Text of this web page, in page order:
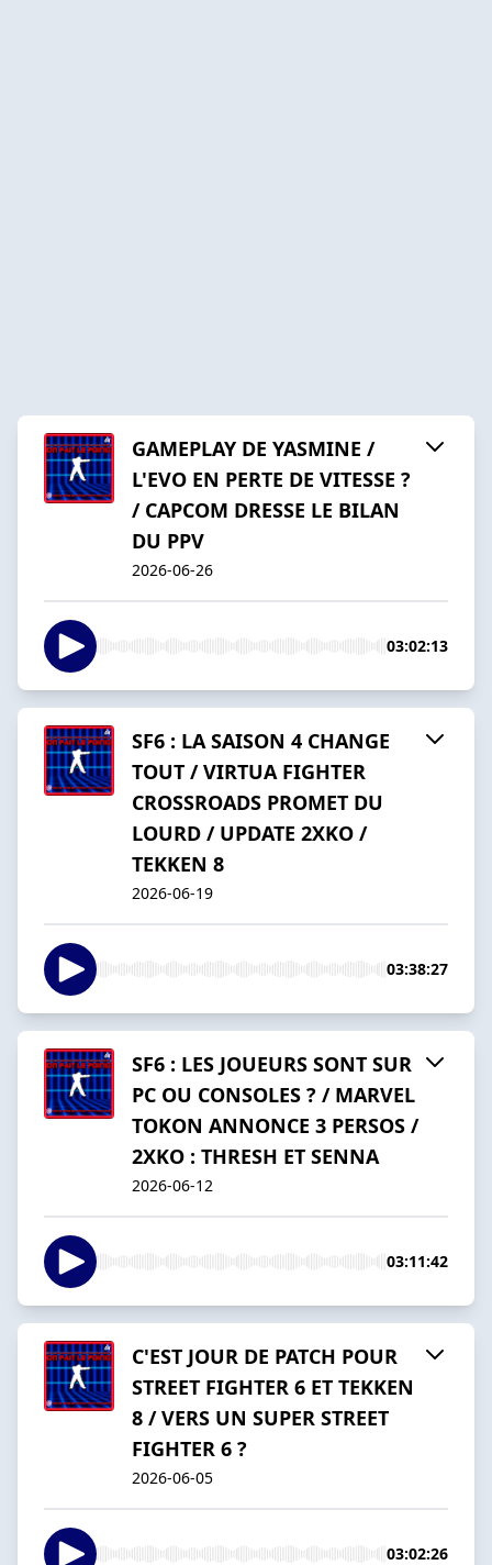
GAMEPLAY DE YASMINE /
L'EVO EN PERTE DE VITESSE ?
/ CAPCOM DRESSE LE BILAN
DU PPV
2026-06-26
03:02:13
SF6 : LA SAISON 4 CHANGE
TOUT / VIRTUA FIGHTER
CROSSROADS PROMET DU
LOURD / UPDATE 2XKO /
TEKKEN 8
2026-06-19
03:38:27
SF6 : LES JOUEURS SONT SUR
PC OU CONSOLES ? / MARVEL
TOKON ANNONCE 3 PERSOS /
2XKO : THRESH ET SENNA
2026-06-12
03:11:42
C'EST JOUR DE PATCH POUR
STREET FIGHTER 6 ET TEKKEN
8 / VERS UN SUPER STREET
FIGHTER 6 ?
2026-06-05
03:02:26